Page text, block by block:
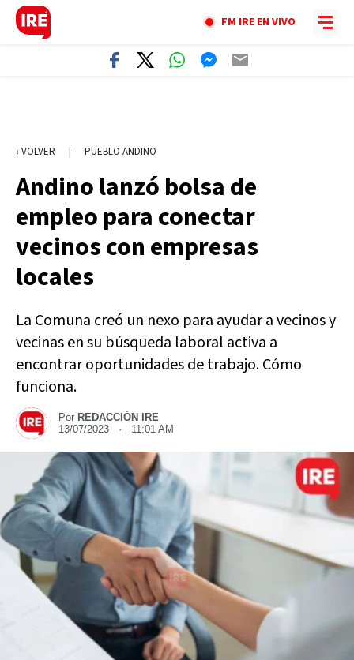
FM IRE EN VIVO
‹ VOLVER | PUEBLO ANDINO
Andino lanzó bolsa de
empleo para conectar
vecinos con empresas
locales
La Comuna creó un nexo para ayudar a vecinos y
vecinas en su búsqueda laboral activa a
encontrar oportunidades de trabajo. Cómo
funciona.
Por REDACCIÓN IRE
13/07/2023 · 11:01 AM